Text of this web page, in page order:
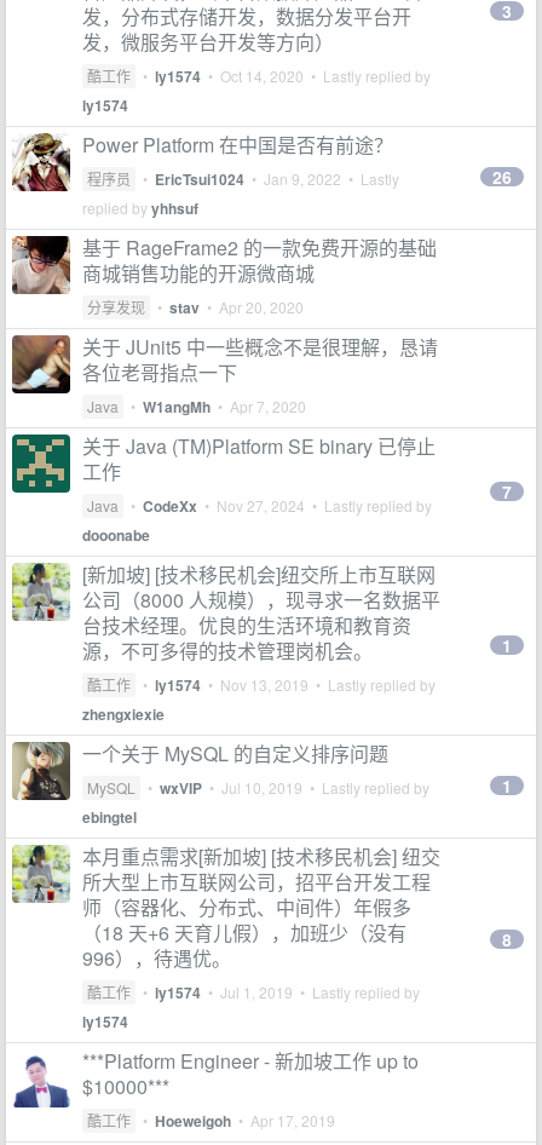
发，分布式存储开发，数据分发平台开
发，微服务平台开发等方向）
酷工作 • ly1574 • Oct 14, 2020 • Lastly replied by
ly1574
3
Power Platform 在中国是否有前途？
程序员 • EricTsui1024 • Jan 9, 2022 • Lastly
replied byyhhsuf
26
基于 RageFrame2 的一款免费开源的基础
商城销售功能的开源微商城
分享发现 • stav • Apr 20, 2020
关于 JUnit5 中一些概念不是很理解，恳请
各位老哥指点一下
Java • W1angMh • Apr 7, 2020
关于 Java (TM)Platform SE binary 已停止
工作
Java • CodeXx • Nov 27, 2024 • Lastly replied by
dooonabe
7
[新加坡] [技术移民机会]纽交所上市互联网
公司（8000 人规模），现寻求一名数据平
台技术经理。优良的生活环境和教育资
源，不可多得的技术管理岗机会。
酷工作 • ly1574 • Nov 13, 2019 • Lastly replied by
zhengxiexie
1
一个关于 MySQL 的自定义排序问题
MySQL • wxVIP • Jul 10, 2019 • Lastly replied by
ebingtel
1
本月重点需求[新加坡] [技术移民机会] 纽交
所大型上市互联网公司，招平台开发工程
师（容器化、分布式、中间件）年假多
（18 天+6 天育儿假），加班少（没有
996），待遇优。
酷工作 • ly1574 • Jul 1, 2019 • Lastly replied by
ly1574
8
***Platform Engineer - 新加坡工作 up to
$10000***
酷工作 • Hoeweigoh • Apr 17, 2019